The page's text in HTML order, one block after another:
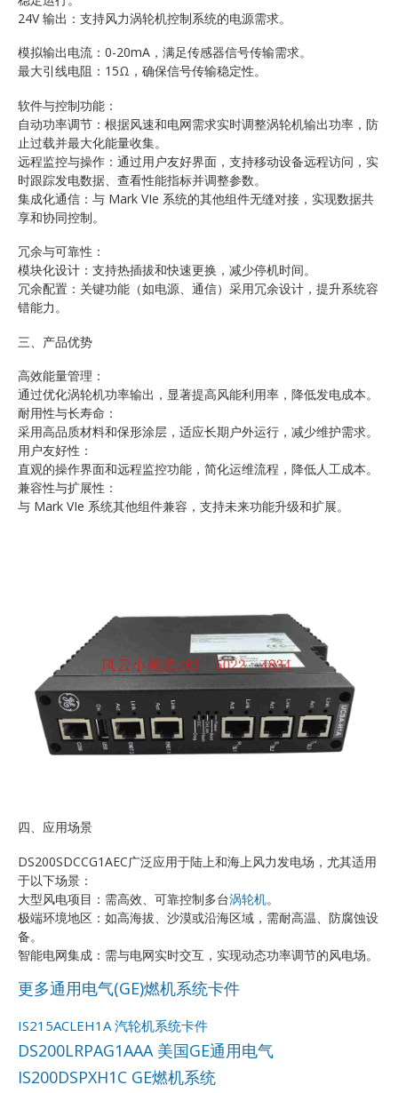
24V 输出：支持风力涡轮机控制系统的电源需求。
模拟输出电流：0-20mA，满足传感器信号传输需求。
最大引线电阻：15Ω，确保信号传输稳定性。
软件与控制功能：
自动功率调节：根据风速和电网需求实时调整涡轮机输出功率，防
止过载并最大化能量收集。
远程监控与操作：通过用户友好界面，支持移动设备远程访问，实
时跟踪发电数据、查看性能指标并调整参数。
集成化通信：与 Mark VIe 系统的其他组件无缝对接，实现数据共
享和协同控制。
冗余与可靠性：
模块化设计：支持热插拔和快速更换，减少停机时间。
冗余配置：关键功能（如电源、通信）采用冗余设计，提升系统容
错能力。
三、产品优势
高效能量管理：
通过优化涡轮机功率输出，显著提高风能利用率，降低发电成本。
耐用性与长寿命：
采用高品质材料和保形涂层，适应长期户外运行，减少维护需求。
用户友好性：
直观的操作界面和远程监控功能，简化运维流程，降低人工成本。
兼容性与扩展性：
与 Mark VIe 系统其他组件兼容，支持未来功能升级和扩展。
四、应用场景
DS200SDCCG1AEC广泛应用于陆上和海上风力发电场，尤其适用
于以下场景：
大型风电项目：需高效、可靠控制多台涡轮机。
极端环境地区：如高海拔、沙漠或沿海区域，需耐高温、防腐蚀设
备。
智能电网集成：需与电网实时交互，实现动态功率调节的风电场。
更多通用电气(GE)燃机系统卡件
IS215ACLEH1A 汽轮机系统卡件
DS200LRPAG1AAA 美国GE通用电气
IS200DSPXH1C GE燃机系统